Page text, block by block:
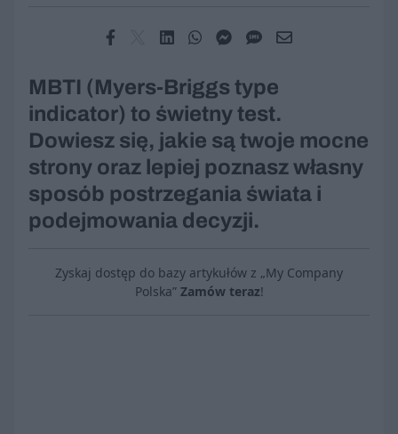
MBTI (Myers-Briggs type
indicator) to świetny test.
Dowiesz się, jakie są twoje mocne
strony oraz lepiej poznasz własny
sposób postrzegania świata i
podejmowania decyzji.
Zyskaj dostęp do bazy artykułów z „My Company
Polska” Zamów teraz!